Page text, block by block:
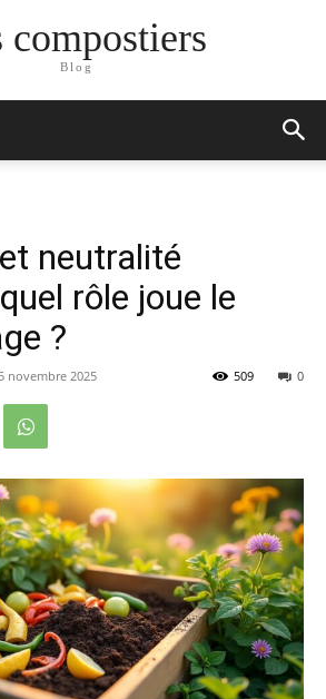
compostiers
Blog
neutralité
rôle joue le
?
novembre 2025 0
509